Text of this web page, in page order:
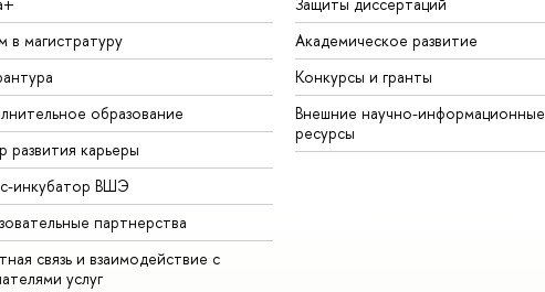
в магистратуру
образование
развития карьеры
инкубатор ВШЭ
партнерства
связь и взаимодействие с
услуг
Академическое развитие
Конкурсы и гранты
Внешние научно-информационные
ресурсы